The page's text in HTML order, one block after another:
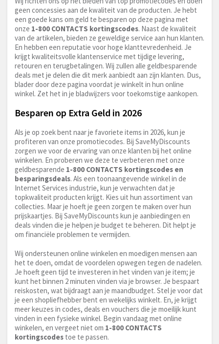
geen concessies aan de kwaliteit van de producten. Je hebt
een goede kans om geld te besparen op deze pagina met
onze 1-800 CONTACTS kortingscodes. Naast de kwaliteit
van de artikelen, bieden ze geweldige service aan hun klanten.
En hebben een reputatie voor hoge klanttevredenheid. Je
krijgt kwaliteitsvolle klantenservice met tijdige levering,
retouren en terugbetalingen. Wij zullen alle geldbesparende
deals met je delen die dit merk aanbiedt aan zijn klanten. Dus,
blader door deze pagina voordat je winkelt in hun online
winkel. Zet het in je bladwijzers voor toekomstige aankopen.
Besparen op Extra Geld in 2026
Als je op zoek bent naar je favoriete items in 2026, kun je
profiteren van onze promotiecodes. Bij SaveMyDiscounts
zorgen we voor de ervaring van onze klanten bij het online
winkelen. En proberen we deze te verbeteren met onze
geldbesparende 1-800 CONTACTS kortingscodes en
besparingsdeals. Als een toonaangevende winkel in de
Internet Services industrie, kun je verwachten dat je
topkwaliteit producten krijgt. Kies uit hun assortiment van
collecties. Maar je hoeft je geen zorgen te maken over hun
prijskaartjes. Bij SaveMyDiscounts kun je aanbiedingen en
deals vinden die je helpen je budget te beheren. Dit helpt je
om financiële problemen te vermijden.
Wij ondersteunen online winkelen en moedigen mensen aan
het te doen, omdat de voordelen opwegen tegen de nadelen.
Je hoeft geen tijd te investeren in het vinden van je item; je
kunt het binnen 2 minuten vinden via je browser. Je bespaart
reiskosten, wat bijdraagt aan je maandbudget. Stel je voor dat
je een shopliefhebber bent en wekelijks winkelt. En, je krijgt
meer keuzes in codes, deals en vouchers die je moeilijk kunt
vinden in een fysieke winkel. Begin vandaag met online
winkelen, en vergeet niet om 1-800 CONTACTS
kortingscodes toe te passen.